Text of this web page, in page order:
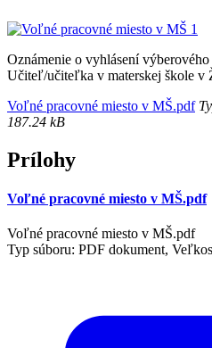
Oznámenie o vyhlásení výberového
Učiteľ/učiteľka v materskej škole v
Voľné pracovné miesto v MŠ.pdf
187.24 kB
Prílohy
Voľné pracovné miesto v MŠ.pdf
Voľné pracovné miesto v MŠ.pdf
Typ súboru: PDF dokument,